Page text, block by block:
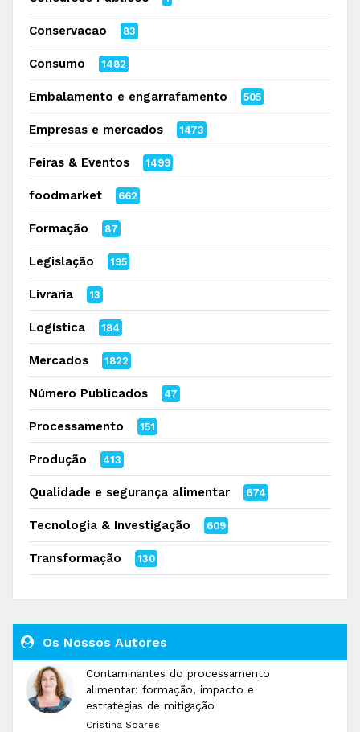
Conservacao 83
Consumo 1482
Embalamento e engarrafamento 505
Empresas e mercados 1473
Feiras & Eventos 1499
foodmarket 662
Formação 87
Legislação 195
Livraria 13
Logística 184
Mercados 1822
Número Publicados 47
Processamento 151
Produção 413
Qualidade e segurança alimentar 674
Tecnologia & Investigação 609
Transformação 130
Os Nossos Autores
Contaminantes do processamento
alimentar: formação, impacto e
estratégias de mitigação
Cristina Soares